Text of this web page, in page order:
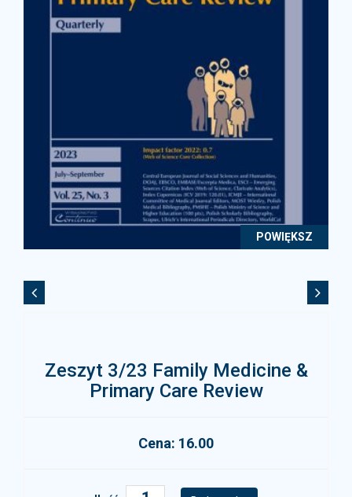
POWIĘKSZ
Zeszyt 3/23 Family Medicine &
Primary Care Review
Cena: 16.00